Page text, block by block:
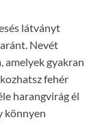
látványt
Nevét
amelyek gyakran
fehér
harangvirág él
könnyen